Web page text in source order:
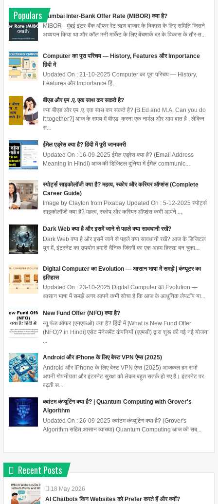
Populars
Mumbai Inter-Bank Offer Rate (MIBOR) क्या है?
MIBOR - मुंबई इंटर-बैंक ऑफर रेट ऋण बाजार के विकास के लिए समिति जिसने
अध्ययन किया था और कॉल मनी मार्केट के लिए बेंचमार्क दर के विकास के तौर-त...
Computer का पूरा परिचय — History, Features और Importance
हिंदी में
Updated On : 21-10-2025 Computer का पूरा परिचय — History,
Features और Importance हिं...
बीएड और एम .ए. एक साथ कर सकते है?
क्या बीएड और एम .ए. एक साथ कर सकते है? [B.Ed and M.A. Can you do
it together?] आज के समय में बीएड करना एक नार्मल और आम बात है , लेकिन
स...
ईमेल एड्रेस क्या है? हिंदी में पूरी जानकारी
Updated On : 16-09-2025 ईमेल एड्रेस क्या है? (Email Address
Meaning in Hindi) आज की डिजिटल दुनिया में ईमेल communic...
स्पोर्ट्स साइकोलॉजी क्या है? महत्व, स्कोप और करियर ऑप्शंस (Complete
Career Guide)
Image by Clayton from Pixabay Updated On : 5-12-2025 स्पोर्ट्स
साइकोलॉजी क्या है? महत्व, स्कोप और करियर ऑप्शंस कभी आपने ...
Dark Web क्या है और इसमें जाने से पहले क्या सावधानी रखें?
Dark Web क्या है और इसमें जाने से पहले क्या सावधानी रखें? आज के डिजिटल
युग में, इंटरनेट का उपयोग हमारी दैनिक जिंदगी का एक अहम हिस्सा बन चुका...
Digital Computer का Evolution — आसान भाषा में समझें | कंप्यूटर का
इतिहास
Updated On : 23-10-2025 Digital Computer का Evolution —
आसान भाषा में समझें अगर आपने कभी सोचा है कि आज के आधुनिक लैपटॉप या...
New Fund Offer (NFO) क्या है?
न्यू फंड ऑफर (एनएफओ) क्या है? हिंदी में [What is New Fund Offer
(NFO)? in Hindi] एसेट मैनेजमेंट कंपनियों (एएमसी) द्वारा शुरू की गई नई योजना
Android और iPhone के लिए बेस्ट VPN ऐप्स (2025)
Android और iPhone के लिए बेस्ट VPN ऐप्स (2025) आजकल हम सभी
अपनी गोपनीयता और इंटरनेट सुरक्षा को लेकर बहुत सतर्क हो गए हैं। इंटरनेट पर
बढ़ती स...
क्वांटम कंप्यूटिंग क्या है? | Quantum Computing with Grover's
Algorithm
Updated On : 26-09-2025 क्वांटम कंप्यूटिंग क्या है? (Grover's
Algorithm सहित आसान व्याख्या) Quantum Computing आज की सब...
Recent Posts
18 May 2026
AI Chatbots किन Websites को Prefer करते हैं और क्यों?